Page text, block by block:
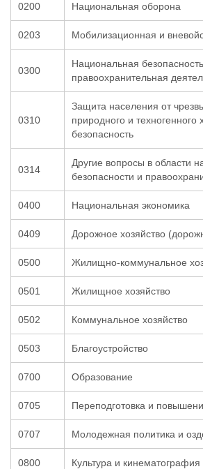
0200 Национальная оборона
0203 Мобилизационная и
0300
Национальная
правоохранительная
0310
Защита населения от
природного и техногенного
безопасность
0314
Другие вопросы в области
безопасности и
0400 Национальная экономика
0409 Дорожное хозяйство
0500 Жилищно-коммунальное
0501 Жилищное хозяйство
0502 Коммунальное хозяйство
0503 Благоустройство
0700 Образование
0705 Переподготовка и
0707 Молодежная политика и
0800 Культура и кинематография